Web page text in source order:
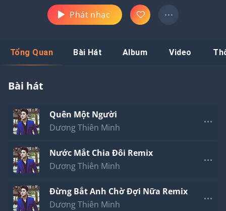
Phát nhạc
Tổng Quan Bài Hát Album Video
Bài hát
Quên Một Người
Dương Thiên Minh
Nước Mắt Chia Đôi Remix
Dương Thiên Minh
Đừng Bắt Anh Chờ Đợi Nữa Remix
Dương Thiên Minh